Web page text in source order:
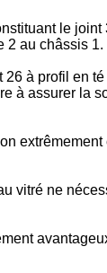
le
2 au châssis 1.
à profil en
à assurer la
vitré ne